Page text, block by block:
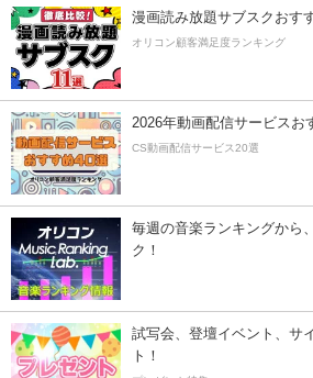
漫画読み放題サブスクおす
オリコン顧客満足度ランキング
2026年動画配信サービスお
CS動画配信サービス20選
毎週の音楽ランキングから
ク！
試写会、登壇イベント、サ
ト！